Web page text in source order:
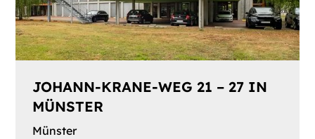
JOHANN-KRANE-WEG 21 – 27 IN
MÜNSTER
Münster